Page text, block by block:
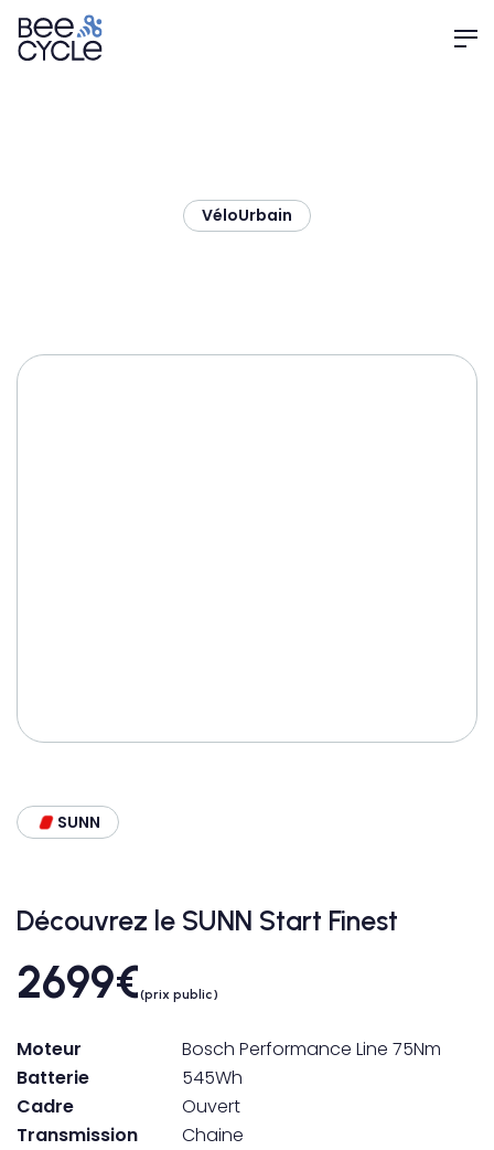
VéloUrbain
SUNN
Découvrez le SUNN Start Finest
2699€(prix public)
Moteur
Bosch Performance Line 75Nm
Batterie
545Wh
Cadre
Ouvert
Transmission
Chaine